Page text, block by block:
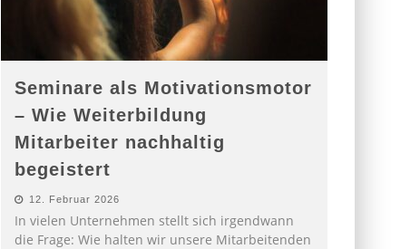
Seminare als Motivationsmotor
– Wie Weiterbildung
Mitarbeiter nachhaltig
begeistert
12. Februar 2026
In vielen Unternehmen stellt sich irgendwann
die Frage: Wie halten wir unsere Mitarbeitenden